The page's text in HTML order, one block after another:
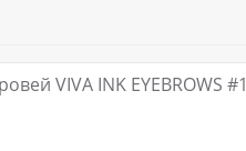
VIVA INK EYEBROWS #1